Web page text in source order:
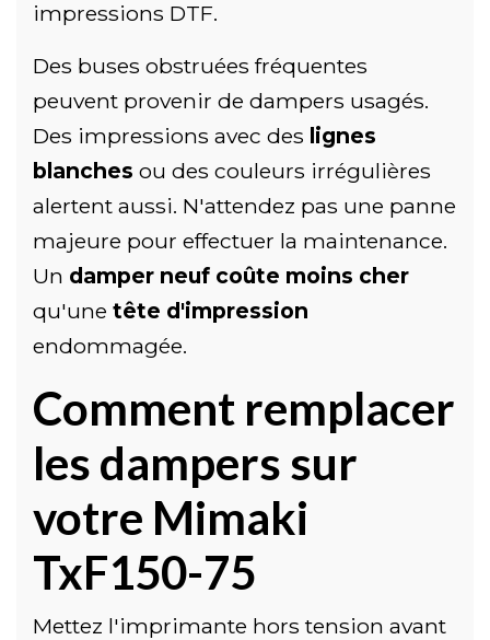
impressions DTF.
Des buses obstruées fréquentes
peuvent provenir de dampers usagés.
Des impressions avec des lignes
blanches ou des couleurs irrégulières
alertent aussi. N'attendez pas une panne
majeure pour effectuer la maintenance.
Un damper neuf coûte moins cher
qu'une tête d'impression
endommagée.
Comment remplacer
les dampers sur
votre Mimaki
TxF150-75
Mettez l'imprimante hors tension avant